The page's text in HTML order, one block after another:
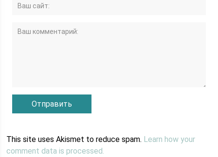
This site uses Akismet to reduce spam. Learn how your
comment data is processed.